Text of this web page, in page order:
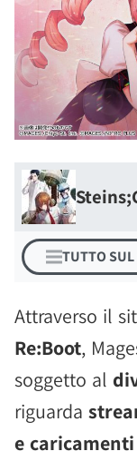
TUTTO SUL
Attraverso il
Re:Boot,
soggetto al
riguarda
e